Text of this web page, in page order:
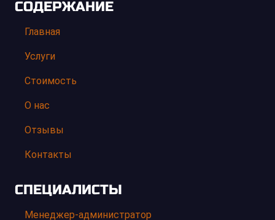
СОДЕРЖАНИЕ
Главная
Услуги
Стоимость
О нас
Отзывы
Контакты
СПЕЦИАЛИСТЫ
Менеджер-администратор